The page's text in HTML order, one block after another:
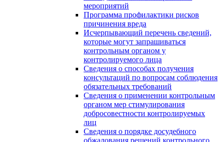
мероприятий
Программа профилактики рисков
причинения вреда
Исчерпывающий перечень сведений,
которые могут запрашиваться
контрольным органом у
контролируемого лица
Сведения о способах получения
консультаций по вопросам соблюдения
обязательных требований
Сведения о применении контрольным
органом мер стимулирования
добросовестности контролируемых
лиц
Сведения о порядке досудебного